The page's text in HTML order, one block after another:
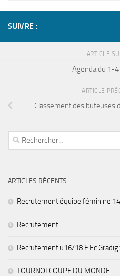
SUIVRE :
ARTICLE
Agenda du 1-
ARTICLE
Classement des buteuses
Rechercher :
ARTICLES RÉCENTS
Recrutement équipe féminine
Recrutement
Recrutement u16/18 F Fc
TOURNOI COUPE DU MONDE